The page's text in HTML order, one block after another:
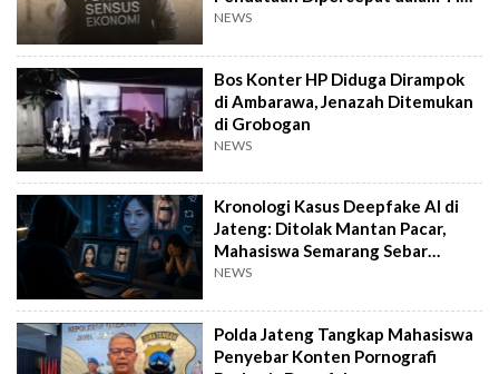
Pekan
NEWS
Bos Konter HP Diduga Dirampok
di Ambarawa, Jenazah Ditemukan
di Grobogan
NEWS
Kronologi Kasus Deepfake AI di
Jateng: Ditolak Mantan Pacar,
Mahasiswa Semarang Sebar
Konten Porno
NEWS
Polda Jateng Tangkap Mahasiswa
Penyebar Konten Pornografi